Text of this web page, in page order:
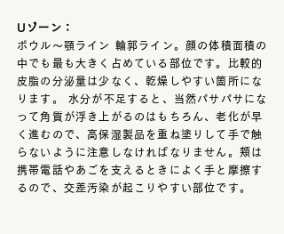
Uゾーン：
ボウル〜顎ライン 輪郭ライン。顔の体積面積の
中でも最も大きく占めている部位です。比較的
皮脂の分泌量は少なく、乾燥しやすい箇所にな
ります。 水分が不足すると、当然パサパサにな
って角質が浮き上がるのはもちろん、老化が早
く進むので、高保湿製品を重ね塗りして手で触
らないように注意しなければなりません。頬は
携帯電話やあごを支えるときによく手と摩擦す
るので、交差汚染が起こりやすい部位です。